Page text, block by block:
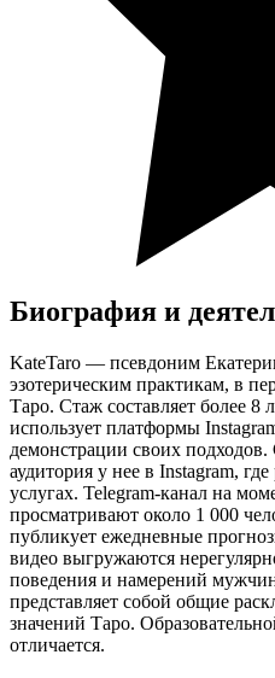
Биография и
KateTaro — псевдоним
эзотерическим практикам, в
Таро. Стаж составляет более 8
использует платформы
демонстрации своих
аудитория у нее в Instagram,
услугах. Telegram-канал на
просматривают около 1 000
публикует ежедневные
видео выгружаются
поведения и намерений
представляет собой общие
значений Таро.
отличается.